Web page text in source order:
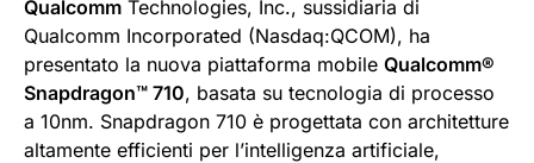
Qualcomm Technologies, Inc., sussidiaria di
Qualcomm Incorporated (Nasdaq:QCOM), ha
presentato la nuova piattaforma mobile Qualcomm®
Snapdragon™ 710, basata su tecnologia di processo
a 10nm. Snapdragon 710 è progettata con architetture
altamente efficienti per l’intelligenza artificiale,